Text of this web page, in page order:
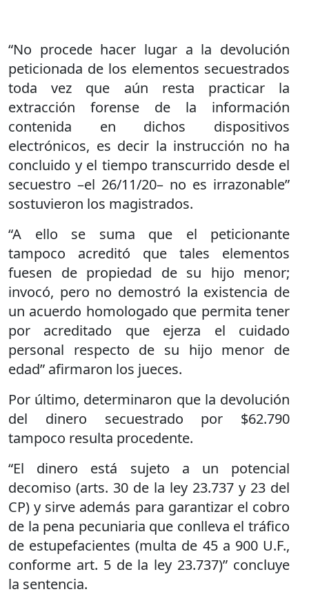
“No procede hacer lugar a la devolución
peticionada de los elementos secuestrados
toda vez que aún resta practicar la
extracción forense de la información
contenida en dichos dispositivos
electrónicos, es decir la instrucción no ha
concluido y el tiempo transcurrido desde el
secuestro –el 26/11/20– no es irrazonable”
sostuvieron los magistrados.
“A ello se suma que el peticionante
tampoco acreditó que tales elementos
fuesen de propiedad de su hijo menor;
invocó, pero no demostró la existencia de
un acuerdo homologado que permita tener
por acreditado que ejerza el cuidado
personal respecto de su hijo menor de
edad” afirmaron los jueces.
Por último, determinaron que la devolución
del dinero secuestrado por $62.790
tampoco resulta procedente.
“El dinero está sujeto a un potencial
decomiso (arts. 30 de la ley 23.737 y 23 del
CP) y sirve además para garantizar el cobro
de la pena pecuniaria que conlleva el tráfico
de estupefacientes (multa de 45 a 900 U.F.,
conforme art. 5 de la ley 23.737)” concluye
la sentencia.